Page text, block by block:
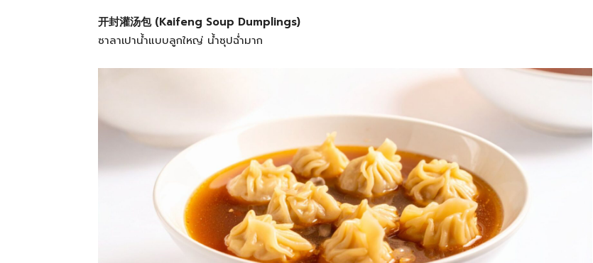
开封灌汤包 (Kaifeng Soup Dumplings)
ซาลาเปาน้ำแบบลูกใหญ่ น้ำซุปฉ่ำมาก